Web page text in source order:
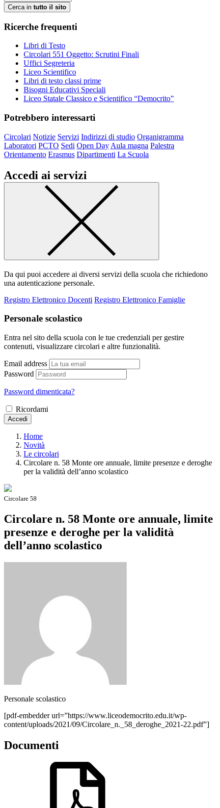
Cerca in tutto il sito
Ricerche frequenti
Libri di Testo
Circolari 551 Oggetto: Scrutini Finali
Uffici Segreteria
Liceo Scientifico
Libri di testo classi prime
Bisogni Educativi Speciali
Liceo Statale Classico e Scientifico “Democrito”
Potrebbero interessarti
Circolari Notizie Servizi Indirizzi di studio Organigramma
Laboratori PCTO Sedi Open Day Aula magna Palestra
Orientamento Erasmus Dipartimenti La Scuola
Accedi ai servizi
Da qui puoi accedere ai diversi servizi della scuola che richiedono
una autenticazione personale.
Registro Elettronico Docenti Registro Elettronico Famiglie
Personale scolastico
Entra nel sito della scuola con le tue credenziali per gestire
contenuti, visualizzare circolari e altre funzionalità.
Email address
Password
Password dimenticata?
Ricordami
Accedi
Home
Novità
Le circolari
Circolare n. 58 Monte ore annuale, limite presenze e deroghe
per la validità dell’anno scolastico
Circolare 58
Circolare n. 58 Monte ore annuale, limite
presenze e deroghe per la validità
dell’anno scolastico
Personale scolastico
[pdf-embedder url=”https://www.liceodemocrito.edu.it/wp-
content/uploads/2021/09/Circolare_n._58_deroghe_2021-22.pdf”]
Documenti